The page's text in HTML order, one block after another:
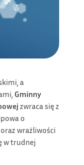
a
Gminny
zwraca się z
o
wrażliwości
w trudnej